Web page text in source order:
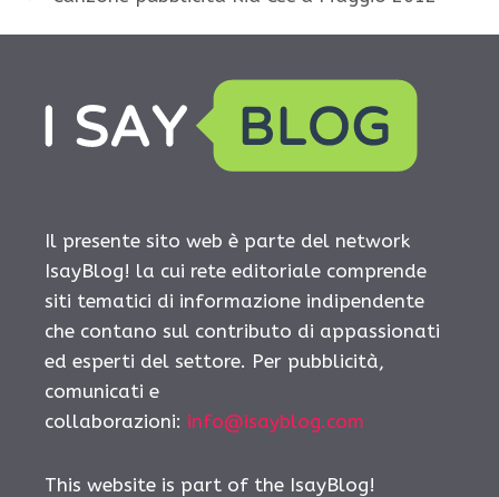
Il presente sito web è parte del network
IsayBlog! la cui rete editoriale comprende
siti tematici di informazione indipendente
che contano sul contributo di appassionati
ed esperti del settore. Per pubblicità,
comunicati e
collaborazioni: info@isayblog.com
This website is part of the IsayBlog!